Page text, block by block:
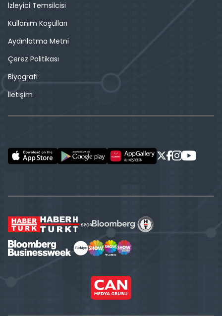
İzleyici Temsilcisi
Kullanım Koşulları
Aydınlatma Metni
Çerez Politikası
Biyografi
İletişim